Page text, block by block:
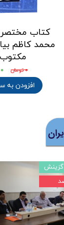
کتاب
محمد کاظم
۰ تومان ۰ تومان
افزودن به
گزینش